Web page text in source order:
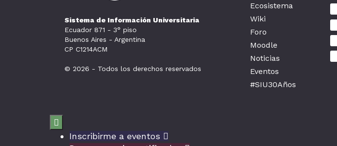
Sistema de Información Universitaria
Ecuador 871 - 3° piso
Buenos Aires - Argentina
CP C1214ACM
© 2026 - Todos los derechos reservados
Ecosistema
Wiki
Foro
Moodle
Noticias
Eventos
#SIU30Años

Inscribirme a eventos 